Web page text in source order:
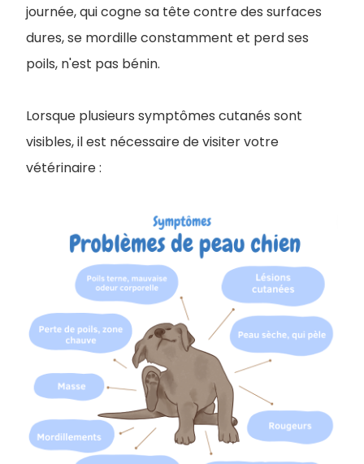
journée, qui cogne sa tête contre des surfaces
dures, se mordille constamment et perd ses
poils, n'est pas bénin.
Lorsque plusieurs symptômes cutanés sont
visibles, il est nécessaire de visiter votre
vétérinaire :